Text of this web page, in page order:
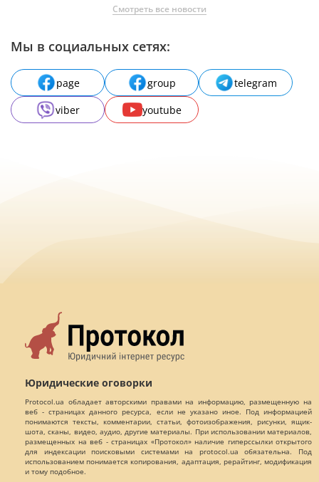
Смотреть все новости
Мы в социальных сетях:
page group
telegram
viber
youtube
Юридические оговорки
Protocol.ua обладает авторскими правами на информацию, размещенную на
веб - страницах данного ресурса, если не указано иное. Под информацией
понимаются тексты, комментарии, статьи, фотоизображения, рисунки, ящик-
шота, сканы, видео, аудио, другие материалы. При использовании материалов,
размещенных на веб - страницах «Протокол» наличие гиперссылки открытого
для индексации поисковыми системами на protocol.ua обязательна. Под
использованием понимается копирования, адаптация, рерайтинг, модификация
и тому подобное.